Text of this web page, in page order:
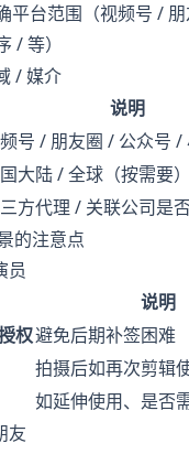
平台范围（视频号 /
/ 等）
/ 媒介
说明
号 / 朋友圈 / 公众号 /
大陆 / 全球（按需要）
方代理 / 关联公司是
的注意点
员
说明
权避免后期补签困难
拍摄后如再次剪辑
如延伸使用、是否
友